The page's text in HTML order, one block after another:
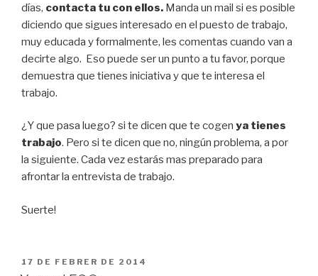
días, contacta tu con ellos. Manda un mail si es posible
diciendo que sigues interesado en el puesto de trabajo,
muy educada y formalmente, les comentas cuando van a
decirte algo. Eso puede ser un punto a tu favor, porque
demuestra que tienes iniciativa y que te interesa el
trabajo.
¿Y que pasa luego? si te dicen que te cogen ya tienes
trabajo. Pero si te dicen que no, ningún problema, a por
la siguiente. Cada vez estarás mas preparado para
afrontar la entrevista de trabajo.
Suerte!
PUBLICAT
17 DE FEBRER DE 2014